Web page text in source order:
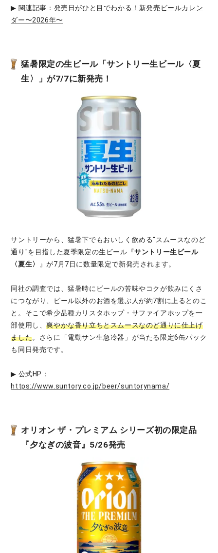
▶ 関連記事： 発売日がひと目でわかる！新発売ビールカレン
ダー〜2026年〜
猛暑限定の生ビール「サントリー生ビール〈夏
生〉」が7/7に新発売！
サントリーから、猛暑下でもおいしく飲める"スムースなのど
通り"を目指した夏季限定の生ビール『サントリー生ビール
〈夏生〉 』が7月7日に数量限定で新発売されます。
同社の調査では、猛暑時にビールの苦味やコクが飲みにくさ
につながり、ビール以外のお酒を選ぶ人が約7割に上るとのこ
と。そこで希少品種カリスタホップ・サファイアホップを一
部使用し、爽やかな香り立ちとスムースなのど通りに仕上げ
ました。さらに「電動サン生急冷器」が当たる限定6缶パック
も同日発売です。
▶ 公式HP：
https://www.suntory.co.jp/beer/suntorynama/
オリオン ザ・プレミアム シリーズ初の限定品
『夕なぎの波音』5/26発売